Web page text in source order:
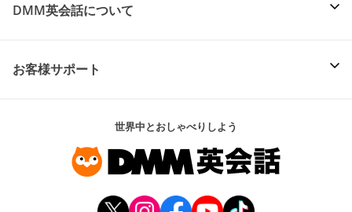
DMM英会話について
お客様サポート
世界中とおしゃべりしよう